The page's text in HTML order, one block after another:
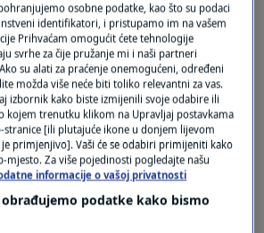
Oglas
osobne podatke, kao što su podaci
identifikatori, i pristupamo im na vašem
Prihvaćam omogućit ćete tehnologije
svrhe za čije pružanje mi i naši partneri
su alati za praćenje onemogućeni, određeni
možda više neće biti toliko relevantni za vas.
izbornik kako biste izmijenili svoje odabire ili
kojem trenutku klikom na Upravljaj postavkama
stranice [ili plutajuće ikone u donjem lijevom
primjenjivo]. Vaši će se odabiri primijeniti kako
mjesto. Za više pojedinosti pogledajte našu
informacije o vašoj privatnosti
podatke kako bismo